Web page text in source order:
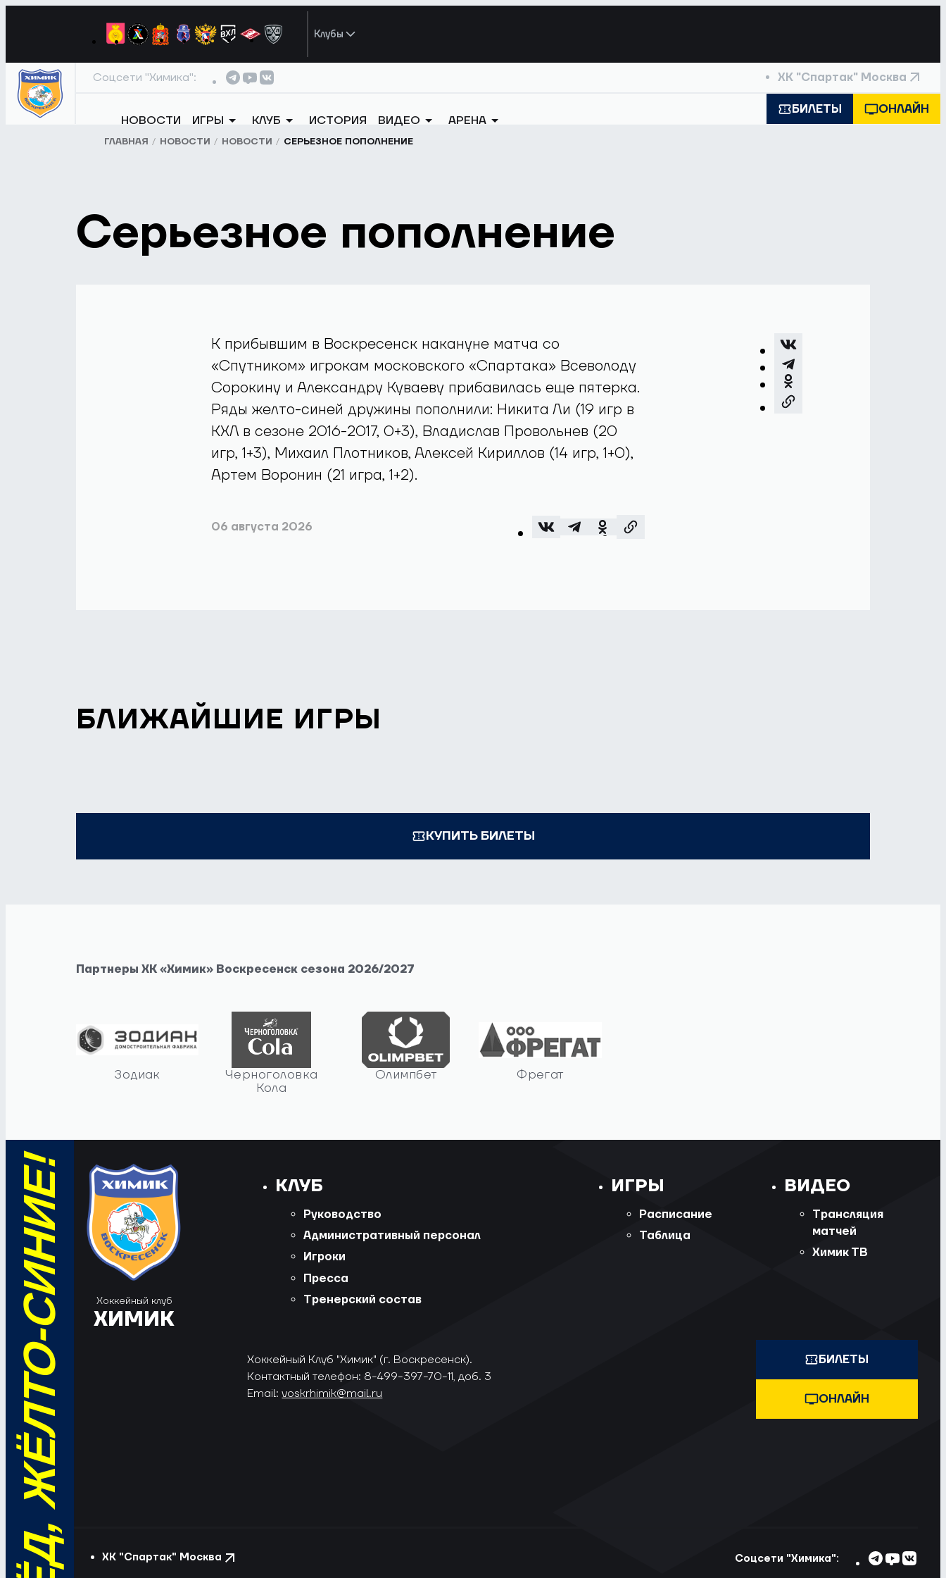
Клубы
Соцсети "Химика": ХК "Спартак" Москва
НОВОСТИ ИГРЫ КЛУБ ИСТОРИЯ ВИДЕО АРЕНА
БИЛЕТЫ ОНЛАЙН
ГЛАВНАЯ НОВОСТИ НОВОСТИ СЕРЬЕЗНОЕ ПОПОЛНЕНИЕ
Серьезное пополнение
К прибывшим в Воскресенск накануне матча со
«Спутником» игрокам московского «Спартака» Всеволоду
Сорокину и Александру Куваеву прибавилась еще пятерка.
Ряды желто-синей дружины пополнили: Никита Ли (19 игр в
КХЛ в сезоне 2016-2017, 0+3), Владислав Провольнев (20
игр, 1+3), Михаил Плотников, Алексей Кириллов (14 игр, 1+0),
Артем Воронин (21 игра, 1+2).
06 августа 2026
БЛИЖАЙШИЕ ИГРЫ
КУПИТЬ БИЛЕТЫ
Партнеры ХК «Химик» Воскресенск сезона 2026/2027
Зодиак
Черноголовка
Кола
Олимпбет Фрегат
ВПЕРЁД, ЖЁЛТО-СИНИЕ! Хоккейный клуб
ХИМИК
КЛУБ
Руководство
Административный персонал
Игроки
Пресса
Тренерский состав
ИГРЫ
Расписание
Таблица
ВИДЕО
Трансляция
матчей
Химик ТВ
Хоккейный Клуб "Химик" (г. Воскресенск).
Контактный телефон: 8-499-397-70-11, доб. 3
Email:voskrhimik@mail.ru
БИЛЕТЫ
ОНЛАЙН
ХК "Спартак" Москва Соцсети "Химика":